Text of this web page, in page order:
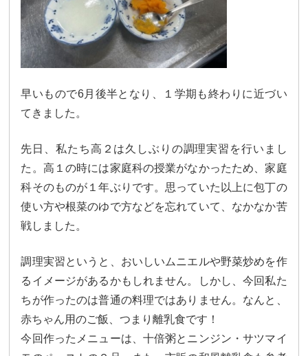
カリキュラム 授業、各教科の取り組み
補習・教養講座・公開講座・
高大連携・講習・勉強合宿
ライフスキルプログラム
図書館教育
学校生活
吉祥の一日 年間行事
委員会活動・部活動 学校生活Q&A
進路・進学
大学合格実績
卒業生のメッセージ 卒業生の活躍
早いもので6月後半となり、１学期も終わりに近づい
てきました。
先日、私たち高２は久しぶりの調理実習を行いまし
た。高１の時には家庭科の授業がなかったため、家庭
科そのものが１年ぶりです。思っていた以上に包丁の
使い方や根菜のゆで方などを忘れていて、なかなか苦
戦しました。
調理実習というと、おいしいムニエルや野菜炒めを作
るイメージがあるかもしれません。しかし、今回私た
ちが作ったのは普通の料理ではありません。なんと、
赤ちゃん用のご飯、つまり離乳食です！
今回作ったメニューは、十倍粥とニンジン・サツマイ